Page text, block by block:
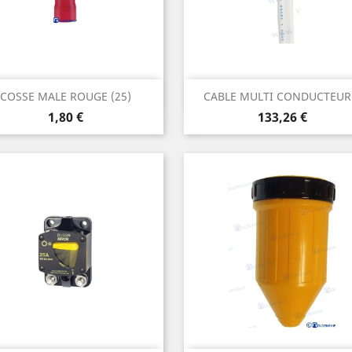
COSSE MALE ROUGE (25)
Prix
1,80 €
Aperçu rapide CABLE MULTI
Prix
133,26 €
Aperçu rapide